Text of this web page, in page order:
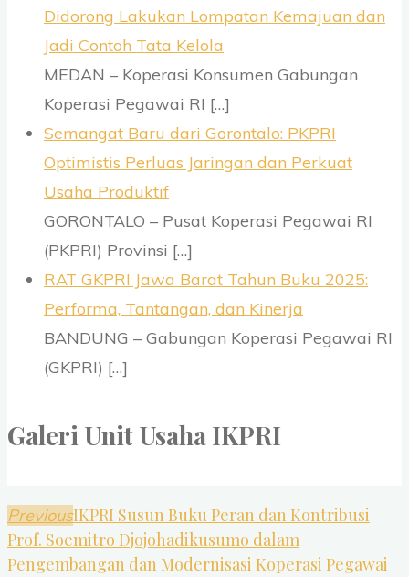
Didorong Lakukan Lompatan Kemajuan dan
Jadi Contoh Tata Kelola
MEDAN – Koperasi Konsumen Gabungan
Koperasi Pegawai RI […]
Semangat Baru dari Gorontalo: PKPRI
Optimistis Perluas Jaringan dan Perkuat
Usaha Produktif
GORONTALO – Pusat Koperasi Pegawai RI
(PKPRI) Provinsi […]
RAT GKPRI Jawa Barat Tahun Buku 2025:
Performa, Tantangan, dan Kinerja
BANDUNG – Gabungan Koperasi Pegawai RI
(GKPRI) […]
Galeri Unit Usaha IKPRI
PreviousIKPRI Susun Buku Peran dan Kontribusi
Prof. Soemitro Djojohadikusumo dalam
Pengembangan dan Modernisasi Koperasi Pegawai